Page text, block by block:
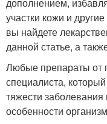
участки кожи и
вы найдете
данной статье, а
Любые препараты от
специалиста,
тяжести
особенности